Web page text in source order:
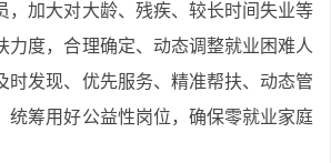
，加大对大龄、残疾、较长时间失业等
力度，合理确定、动态调整就业困难人
时发现、优先服务、精准帮扶、动态管
统筹用好公益性岗位，确保零就业家庭